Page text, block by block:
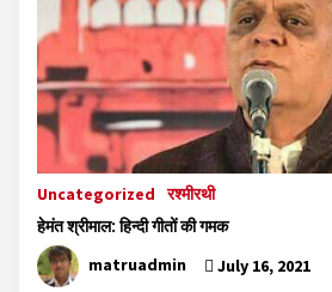
Uncategorized
रश्मीरथी
हेमंत श्रीमाल: हिन्दी गीतों की गमक
matruadmin
July 16, 2021